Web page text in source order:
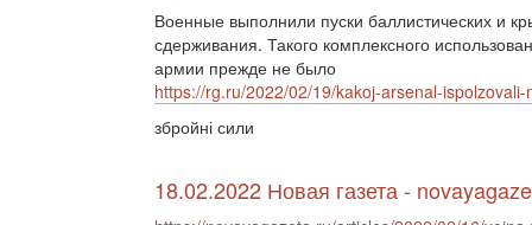
Военные выполнили пуски баллистических и
сдерживания. Такого комплексного
армии прежде не было
https://rg.ru/2022/02/19/kakoj-arsenal-
збройні сили
18.02.2022 Новая газета -